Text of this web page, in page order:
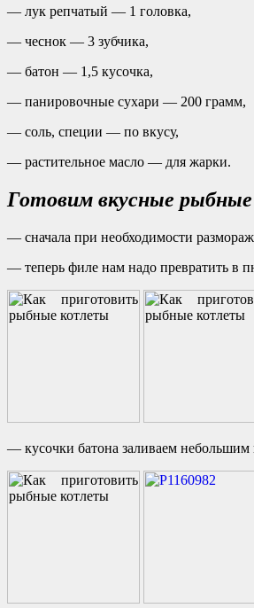
— лук репчатый — 1 головка,
— чеснок — 3 зубчика,
— батон — 1,5 кусочка,
— панировочные сухари — 200 грамм,
— соль, специи — по вкусу,
— растительное масло — для жарки.
Готовим вкусные
— сначала при необходимости
— теперь филе нам надо превратить в
— кусочки батона заливаем